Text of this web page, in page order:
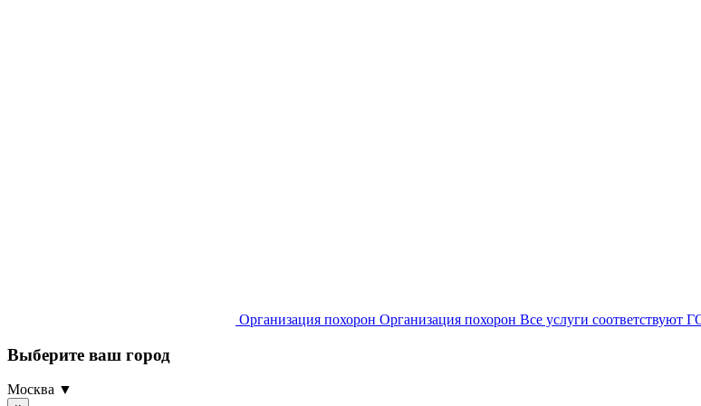
Организация похорон Организация похорон Все услуги
Выберите ваш город
Москва ▼